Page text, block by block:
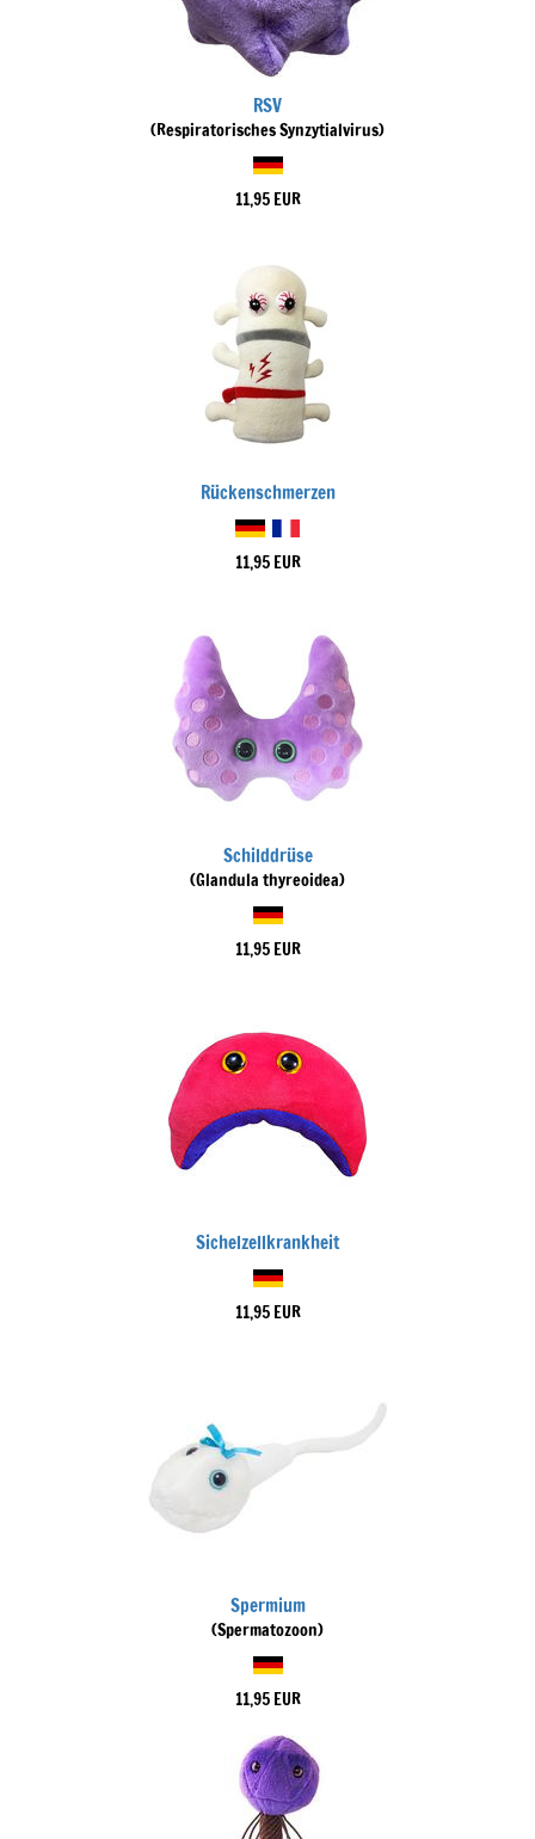
RSV
(Respiratorisches Synzytialvirus)
11,95 EUR
Rückenschmerzen
11,95 EUR
Schilddrüse
(Glandula thyreoidea)
11,95 EUR
Sichelzellkrankheit
11,95 EUR
Spermium
(Spermatozoon)
11,95 EUR